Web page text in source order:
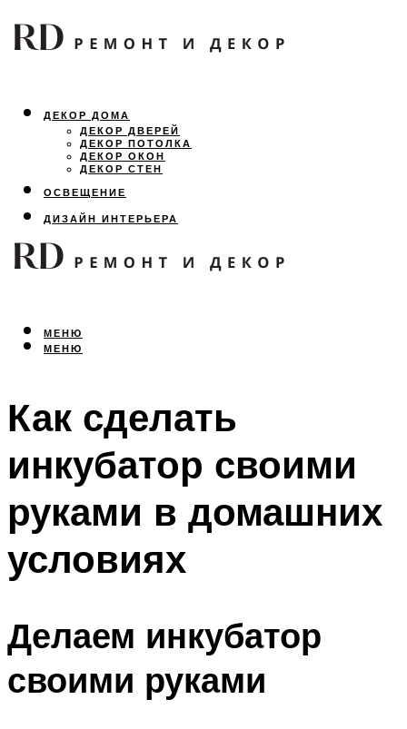
ДЕКОР ДОМА
ДЕКОР ДВЕРЕЙ
ДЕКОР ПОТОЛКА
ДЕКОР ОКОН
ДЕКОР СТЕН
ОСВЕЩЕНИЕ
ДИЗАЙН ИНТЕРЬЕРА
ЛАНДШАФТНЫЙ ДИЗАЙН
ВСЕ ПРО РЕМОНТ
МЕНЮ
МЕНЮ
Как сделать
инкубатор своими
руками в домашних
условиях
Делаем инкубатор
своими руками